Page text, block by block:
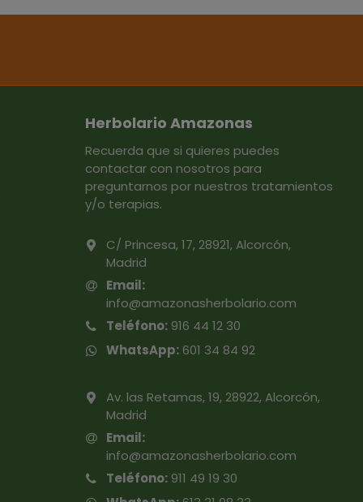
Herbolario Amazonas
Recuerda que si quieres puedes
contactar con nosotros para
preguntarnos por nuestros tratamientos
y/o terapias.
C/ Princesa, 17, 28921, Alcorcón,
Madrid
Email:
info@amazonasherbolario.com
Teléfono: 916 44 12 30
WhatsApp: 601 34 84 92
Av. las Retamas, 19, 28922, Alcorcón,
Madrid
Email:
info@amazonasherbolario.com
Teléfono: 911 49 19 30